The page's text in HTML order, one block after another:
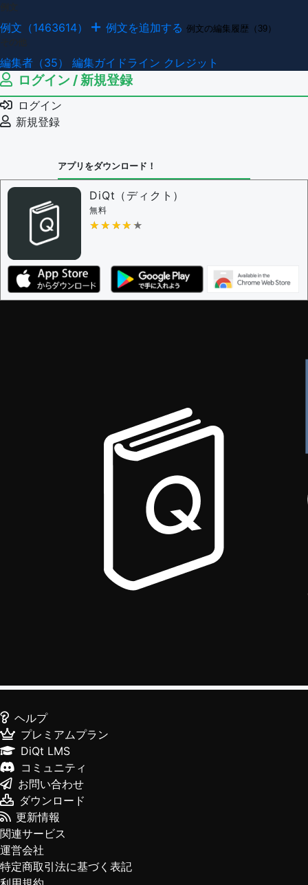
例文（1463614） 例文を追加する 例文の編集履歴（39）
編集者（35） 編集ガイドライン クレジット
ログイン / 新規登録
ログイン
新規登録
アプリをダウンロード！
DiQt（ディクト）
無料
★★★★★
★★★★★
ヘルプ
プレミアムプラン
DiQt LMS
コミュニティ
お問い合わせ
ダウンロード
更新情報
関連サービス
運営会社
特定商取引法に基づく表記